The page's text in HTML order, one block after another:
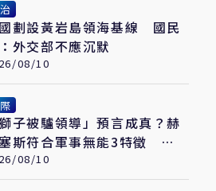
劃設黃岩島領海基線 國民
外交部不應沉默
08/10
獅子被驢領導」預言成真？赫
斯符合軍事無能3特徵
事無能心理學》半世紀後受
08/10